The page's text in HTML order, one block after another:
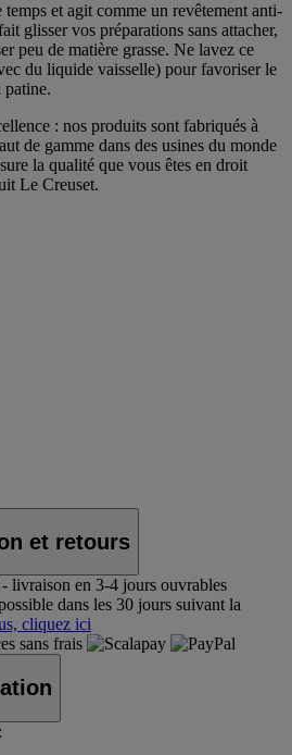
et agit comme un revêtement anti-
glisser vos préparations sans attacher,
peu de matière grasse. Ne lavez ce
du liquide vaisselle) pour favoriser le
patine.
: nos produits sont fabriqués à
de gamme dans des usines du monde
la qualité que vous êtes en droit
Le Creuset.
et retours
livraison en 3-4 jours ouvrables
dans les 30 jours suivant la
cliquez ici
sans frais